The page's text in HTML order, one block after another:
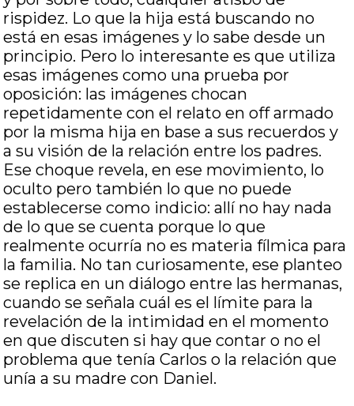
rispidez. Lo que la hija está buscando no
está en esas imágenes y lo sabe desde un
principio. Pero lo interesante es que utiliza
esas imágenes como una prueba por
oposición: las imágenes chocan
repetidamente con el relato en off armado
por la misma hija en base a sus recuerdos y
a su visión de la relación entre los padres.
Ese choque revela, en ese movimiento, lo
oculto pero también lo que no puede
establecerse como indicio: allí no hay nada
de lo que se cuenta porque lo que
realmente ocurría no es materia fílmica para
la familia. No tan curiosamente, ese planteo
se replica en un diálogo entre las hermanas,
cuando se señala cuál es el límite para la
revelación de la intimidad en el momento
en que discuten si hay que contar o no el
problema que tenía Carlos o la relación que
unía a su madre con Daniel.